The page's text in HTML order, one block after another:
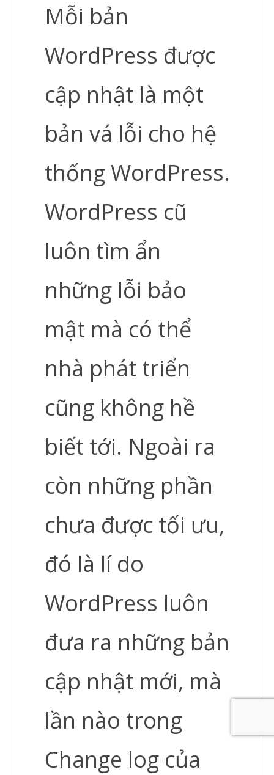
Mỗi bản
WordPress được
cập nhật là một
bản vá lỗi cho hệ
thống WordPress.
WordPress cũ
luôn tìm ẩn
những lỗi bảo
mật mà có thể
nhà phát triển
cũng không hề
biết tới. Ngoài ra
còn những phần
chưa được tối ưu,
đó là lí do
WordPress luôn
đưa ra những bản
cập nhật mới, mà
lần nào trong
Change log của